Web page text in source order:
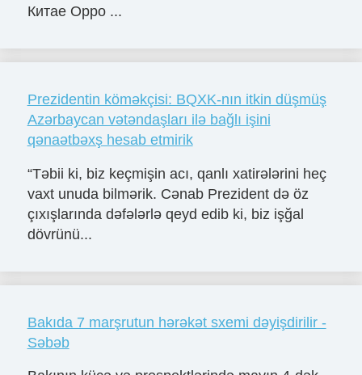
Китае Oppo ...
Prezidentin köməkçisi: BQXK-nın itkin düşmüş
Azərbaycan vətəndaşları ilə bağlı işini
qənaətbəxş hesab etmirik
“Təbii ki, biz keçmişin acı, qanlı xatirələrini heç
vaxt unuda bilmərik. Cənab Prezident də öz
çıxışlarında dəfələrlə qeyd edib ki, biz işğal
dövrünü...
Bakıda 7 marşrutun hərəkət sxemi dəyişdirilir -
Səbəb